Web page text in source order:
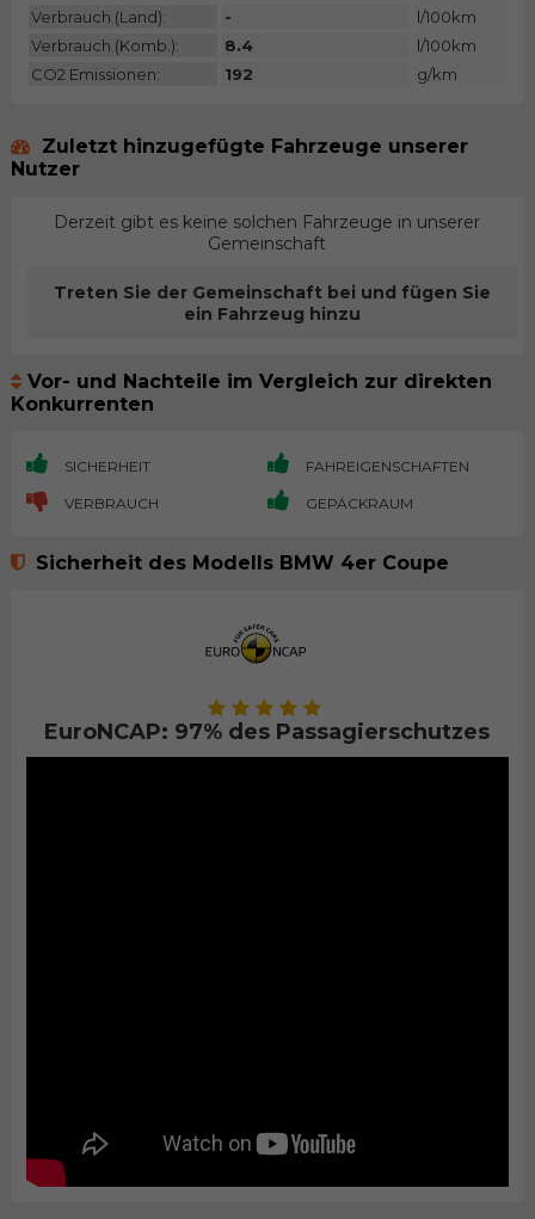
Verbrauch (Land):
-
l/100km
Verbrauch (Komb.):
8.4
l/100km
CO2 Emissionen:
192 g/km
Zuletzt hinzugefügte Fahrzeuge unserer
Nutzer
Derzeit gibt es keine solchen Fahrzeuge in unserer
Gemeinschaft
Treten Sie der Gemeinschaft bei und fügen Sie
ein Fahrzeug hinzu
Vor- und Nachteile im Vergleich zur direkten
Konkurrenten
SICHERHEIT FAHREIGENSCHAFTEN
VERBRAUCH GEPÄCKRAUM
Sicherheit des Modells BMW 4er Coupe
EuroNCAP: 97% des Passagierschutzes